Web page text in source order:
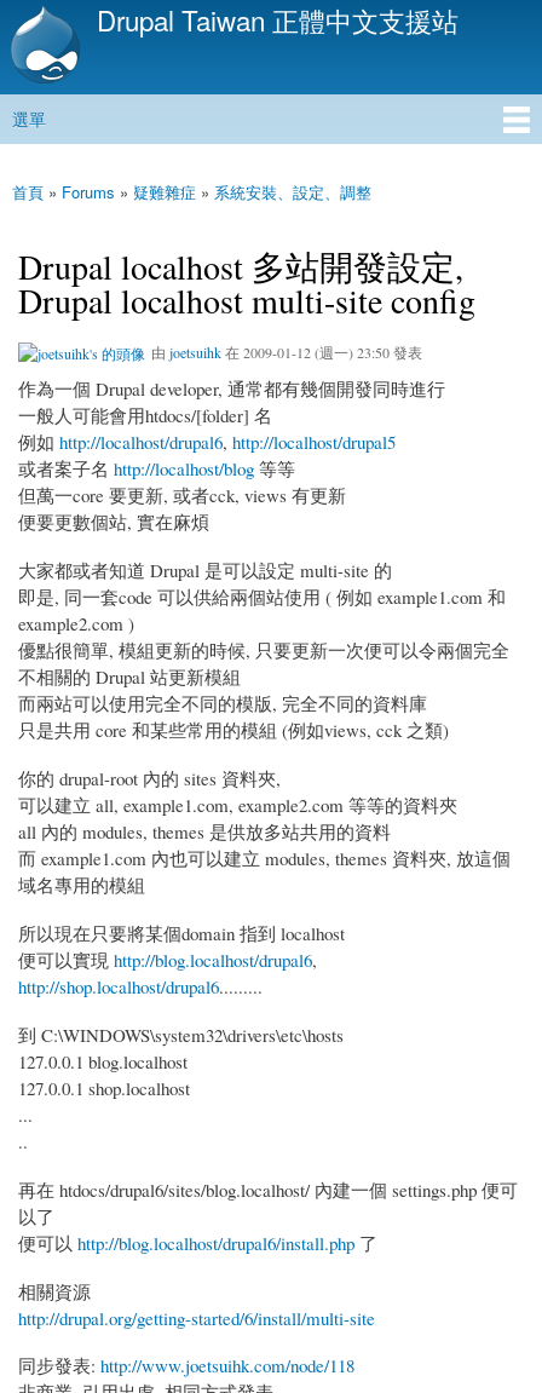
移
內
Drupal Taiwan 正體中文支援站
主選單
選單
您在這裡
首頁 » Forums » 疑難雜症 » 系統安裝、設定、調整
Drupal localhost 多站開發設定,
Drupal localhost multi-site config
由 joetsuihk在 2009-01-12 (週一) 23:50 發表
作為一個 Drupal developer, 通常都有幾個開發同時進行
一般人可能會用htdocs/[folder] 名
例如 http://localhost/drupal6, http://localhost/drupal5
或者案子名 http://localhost/blog 等等
但萬一core 要更新, 或者cck, views 有更新
便要更數個站, 實在麻煩
大家都或者知道 Drupal 是可以設定 multi-site 的
即是, 同一套code 可以供給兩個站使用 ( 例如 example1.com 和
example2.com )
優點很簡單, 模組更新的時候, 只要更新一次便可以令兩個完全
不相關的 Drupal 站更新模組
而兩站可以使用完全不同的模版, 完全不同的資料庫
只是共用 core 和某些常用的模組 (例如views, cck 之類)
你的 drupal-root 內的 sites 資料夾,
可以建立 all, example1.com, example2.com 等等的資料夾
all 內的 modules, themes 是供放多站共用的資料
而 example1.com 內也可以建立 modules, themes 資料夾, 放這個
域名專用的模組
所以現在只要將某個domain 指到 localhost
便可以實現 http://blog.localhost/drupal6,
http://shop.localhost/drupal6.........
到 C:\WINDOWS\system32\drivers\etc\hosts
127.0.0.1 blog.localhost
127.0.0.1 shop.localhost
...
..
再在 htdocs/drupal6/sites/blog.localhost/ 內建一個 settings.php 便可
以了
便可以 http://blog.localhost/drupal6/install.php 了
相關資源
http://drupal.org/getting-started/6/install/multi-site
同步發表: http://www.joetsuihk.com/node/118